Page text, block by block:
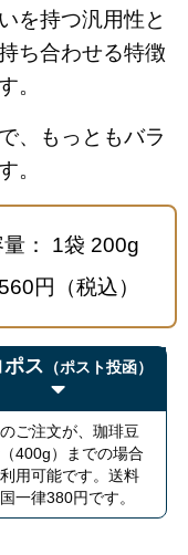
を持つ汎用性と
ち合わせる特徴
。
、もっともバラ
。
量： 1袋 200g
円（税込）
ス （ポスト投函）
ご注文が、珈琲豆
400g）までの場合
用可能です。送料
一律380円です。